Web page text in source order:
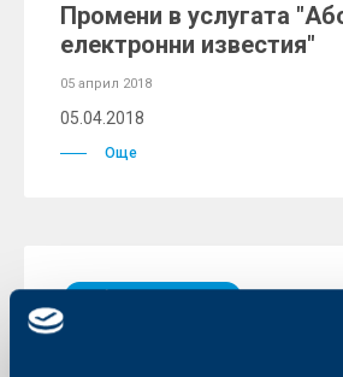
Промени в услугата
електронни известия"
05 април 2018
05.04.2018
Още